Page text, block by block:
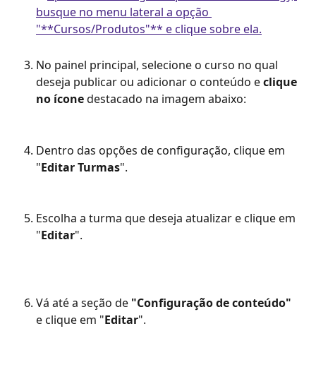
No painel principal, selecione o curso no qual
deseja publicar ou adicionar o conteúdo e clique
no ícone destacado na imagem abaixo:
Dentro das opções de configuração, clique em
"Editar Turmas".
Escolha a turma que deseja atualizar e clique em
"Editar".
Vá até a seção de "Configuração de conteúdo"
e clique em "Editar".